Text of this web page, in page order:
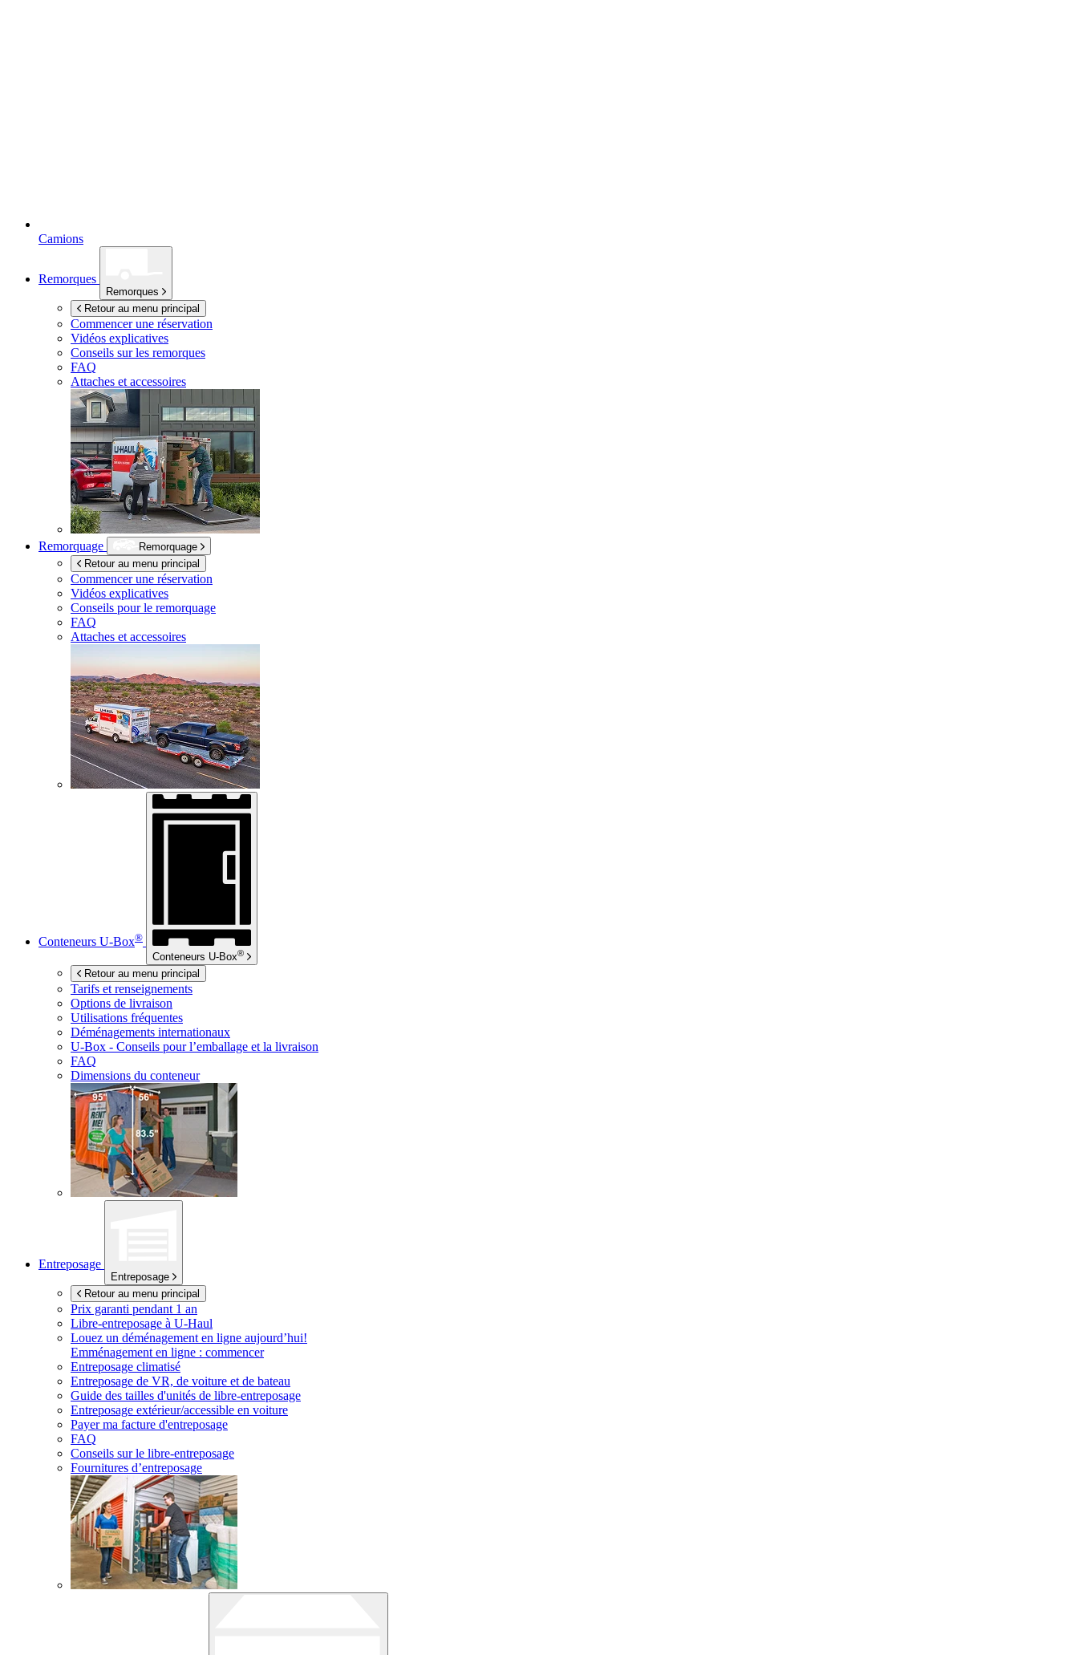
Camions
Remorques
Remorques
Retour au menu principal
Commencer une réservation
Vidéos explicatives
Conseils sur les remorques
FAQ
Attaches et accessoires
Remorquage
Remorquage
Retour au menu principal
Commencer une réservation
Vidéos explicatives
Conseils pour le remorquage
FAQ
Attaches et accessoires
Conteneurs U-Box®
Conteneurs U-Box®
Retour au menu principal
Tarifs et renseignements
Options de livraison
Utilisations fréquentes
Déménagements internationaux
U-Box - Conseils pour l’emballage et la livraison
FAQ
Dimensions du conteneur
Entreposage
Entreposage
Retour au menu principal
Prix garanti pendant 1 an
Libre-entreposage à U-Haul
Louez un déménagement en ligne aujourd’hui!
Emménagement en ligne : commencer
Entreposage climatisé
Entreposage de VR, de voiture et de bateau
Guide des tailles d'unités de libre-entreposage
Entreposage extérieur/accessible en voiture
Payer ma facture d'entreposage
FAQ
Conseils sur le libre-entreposage
Fournitures d’entreposage